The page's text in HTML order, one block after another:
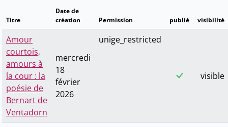
Titre
Date de
création
Permission publié visibilité
Amour
courtois,
amours à
la cour : la
poésie de
Bernart de
Ventadorn
mercredi
18
février
2026
unige_restricted
visible